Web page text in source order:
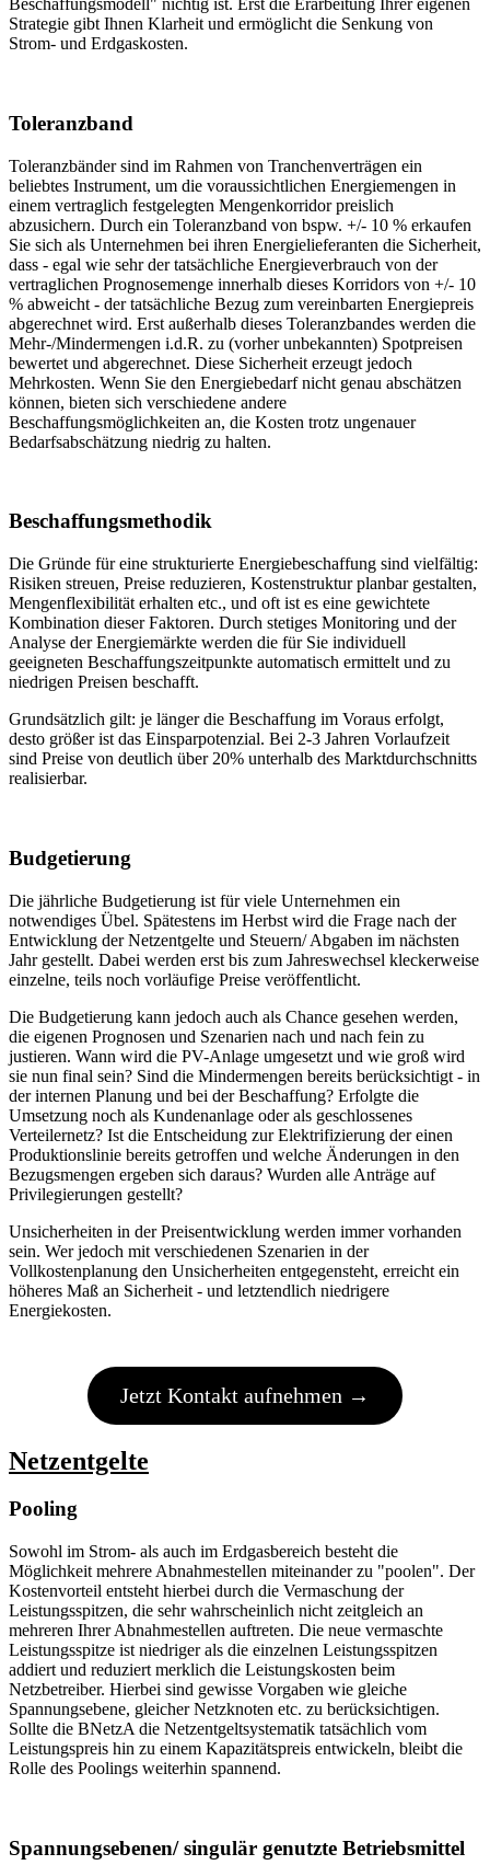
Beschaffungsmodell" nichtig ist. Erst die Erarbeitung Ihrer eigenen
Strategie gibt Ihnen Klarheit und ermöglicht die Senkung von
Strom- und Erdgaskosten.
Toleranzband
Toleranzbänder sind im Rahmen von Tranchenverträgen ein
beliebtes Instrument, um die voraussichtlichen Energiemengen in
einem vertraglich festgelegten Mengenkorridor preislich
abzusichern. Durch ein Toleranzband von bspw. +/- 10 % erkaufen
Sie sich als Unternehmen bei ihren Energielieferanten die Sicherheit,
dass - egal wie sehr der tatsächliche Energieverbrauch von der
vertraglichen Prognosemenge innerhalb dieses Korridors von +/- 10
% abweicht - der tatsächliche Bezug zum vereinbarten Energiepreis
abgerechnet wird. Erst außerhalb dieses Toleranzbandes werden die
Mehr-/Mindermengen i.d.R. zu (vorher unbekannten) Spotpreisen
bewertet und abgerechnet. Diese Sicherheit erzeugt jedoch
Mehrkosten. Wenn Sie den Energiebedarf nicht genau abschätzen
können, bieten sich verschiedene andere
Beschaffungsmöglichkeiten an, die Kosten trotz ungenauer
Bedarfsabschätzung niedrig zu halten.
Beschaffungsmethodik
Die Gründe für eine strukturierte Energiebeschaffung sind vielfältig:
Risiken streuen, Preise reduzieren, Kostenstruktur planbar gestalten,
Mengenflexibilität erhalten etc., und oft ist es eine gewichtete
Kombination dieser Faktoren. Durch stetiges Monitoring und der
Analyse der Energiemärkte werden die für Sie individuell
geeigneten Beschaffungszeitpunkte automatisch ermittelt und zu
niedrigen Preisen beschafft.
Grundsätzlich gilt: je länger die Beschaffung im Voraus erfolgt,
desto größer ist das Einsparpotenzial. Bei 2-3 Jahren Vorlaufzeit
sind Preise von deutlich über 20% unterhalb des Marktdurchschnitts
realisierbar.
Budgetierung
Die jährliche Budgetierung ist für viele Unternehmen ein
notwendiges Übel. Spätestens im Herbst wird die Frage nach der
Entwicklung der Netzentgelte und Steuern/ Abgaben im nächsten
Jahr gestellt. Dabei werden erst bis zum Jahreswechsel kleckerweise
einzelne, teils noch vorläufige Preise veröffentlicht.
Die Budgetierung kann jedoch auch als Chance gesehen werden,
die eigenen Prognosen und Szenarien nach und nach fein zu
justieren. Wann wird die PV-Anlage umgesetzt und wie groß wird
sie nun final sein? Sind die Mindermengen bereits berücksichtigt - in
der internen Planung und bei der Beschaffung? Erfolgte die
Umsetzung noch als Kundenanlage oder als geschlossenes
Verteilernetz? Ist die Entscheidung zur Elektrifizierung der einen
Produktionslinie bereits getroffen und welche Änderungen in den
Bezugsmengen ergeben sich daraus? Wurden alle Anträge auf
Privilegierungen gestellt?
Unsicherheiten in der Preisentwicklung werden immer vorhanden
sein. Wer jedoch mit verschiedenen Szenarien in der
Vollkostenplanung den Unsicherheiten entgegensteht, erreicht ein
höheres Maß an Sicherheit - und letztendlich niedrigere
Energiekosten.
Jetzt Kontakt aufnehmen →
Netzentgelte
Pooling
Sowohl im Strom- als auch im Erdgasbereich besteht die
Möglichkeit mehrere Abnahmestellen miteinander zu "poolen". Der
Kostenvorteil entsteht hierbei durch die Vermaschung der
Leistungsspitzen, die sehr wahrscheinlich nicht zeitgleich an
mehreren Ihrer Abnahmestellen auftreten. Die neue vermaschte
Leistungsspitze ist niedriger als die einzelnen Leistungsspitzen
addiert und reduziert merklich die Leistungskosten beim
Netzbetreiber. Hierbei sind gewisse Vorgaben wie gleiche
Spannungsebene, gleicher Netzknoten etc. zu berücksichtigen.
Sollte die BNetzA die Netzentgeltsystematik tatsächlich vom
Leistungspreis hin zu einem Kapazitätspreis entwickeln, bleibt die
Rolle des Poolings weiterhin spannend.
Spannungsebenen/ singulär genutzte Betriebsmittel